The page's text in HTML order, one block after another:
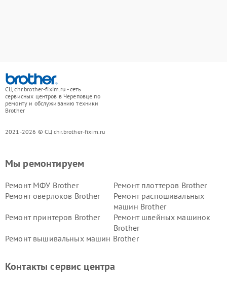
СЦ chr.brother-fixim.ru - сеть
сервисных центров в Череповце по
ремонту и обслуживанию техники
Brother
2021-2026 © СЦ chr.brother-fixim.ru
Мы ремонтируем
Ремонт МФУ Brother
Ремонт плоттеров Brother
Ремонт оверлоков Brother
Ремонт распошивальных
машин Brother
Ремонт принтеров Brother
Ремонт швейных машинок
Brother
Ремонт вышивальных машин Brother
Контакты сервис центра